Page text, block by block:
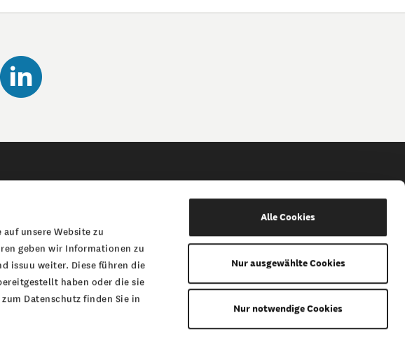
unsere Website zu
geben wir Informationen zu
issuu weiter. Diese führen die
haben oder die sie
Datenschutz finden Sie in
Alle Cookies
Nur ausgewählte Cookies
Nur notwendige Cookies
Urbane Räume
Kunst und Gesellschaft
Denkwerkstatt